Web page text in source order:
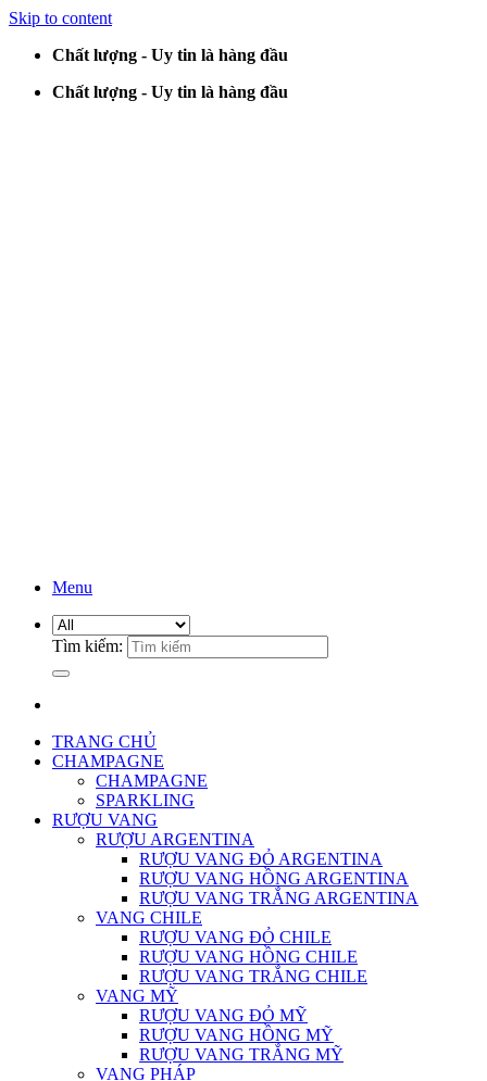
Skip to content
Chất lượng - Uy tin là hàng đầu
Chất lượng - Uy tin là hàng đầu
Menu
Tìm kiếm:
TRANG CHỦ
CHAMPAGNE
CHAMPAGNE
SPARKLING
RƯỢU VANG
RƯỢU ARGENTINA
RƯỢU VANG ĐỎ ARGENTINA
RƯỢU VANG HỒNG ARGENTINA
RƯỢU VANG TRẮNG ARGENTINA
VANG CHILE
RƯỢU VANG ĐỎ CHILE
RƯỢU VANG HỒNG CHILE
RƯỢU VANG TRẮNG CHILE
VANG MỸ
RƯỢU VANG ĐỎ MỸ
RƯỢU VANG HỒNG MỸ
RƯỢU VANG TRẮNG MỸ
VANG PHÁP